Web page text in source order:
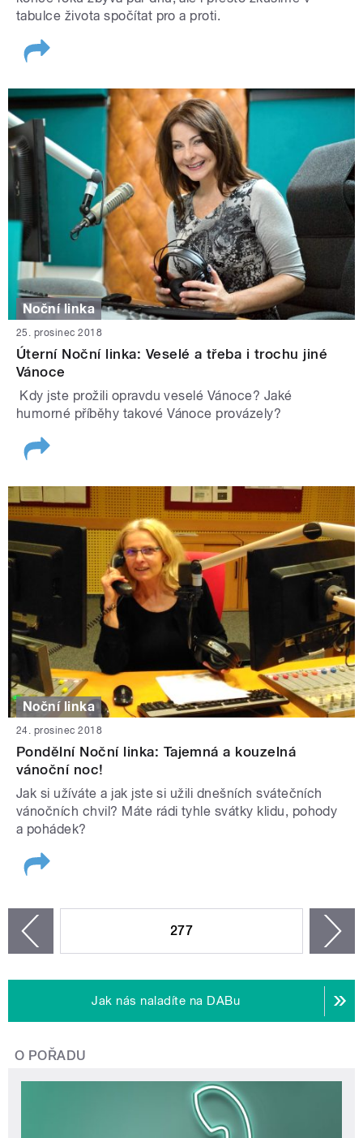
tabulce života spočítat pro a proti.
Noční linka
25. prosinec 2018
Úterní Noční linka: Veselé a třeba i trochu jiné
Vánoce
Kdy jste prožili opravdu veselé Vánoce? Jaké
humorné příběhy takové Vánoce provázely?
Noční linka
24. prosinec 2018
Pondělní Noční linka: Tajemná a kouzelná
vánoční noc!
Jak si užíváte a jak jste si užili dnešních svátečních
vánočních chvil? Máte rádi tyhle svátky klidu, pohody
a pohádek?
277
Jak nás naladíte na DABu
O POŘADU